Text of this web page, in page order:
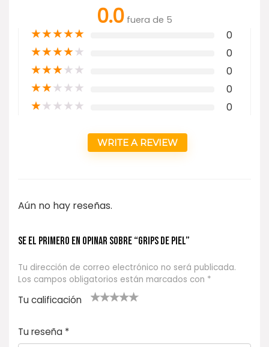
0.0 fuera de 5
★★★★★ 0
★★★★★ 0
★★★★★ 0
★★★★★ 0
★★★★★ 0
WRITE A REVIEW
Aún no hay reseñas.
Se el primero en opinar sobre “GRIPS DE PIEL”
Tu dirección de correo electrónico no será publicada.
Los campos obligatorios están marcados con *
Tu calificación
e
5
las
s
Tu reseña *